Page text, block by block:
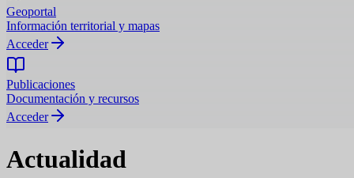
Geoportal
Información territorial y mapas
Acceder
Publicaciones
Documentación y recursos
Acceder
Actualidad